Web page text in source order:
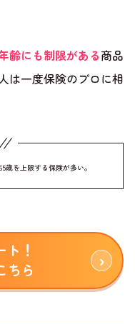
齢にも制限がある商品
は一度保険のプロに相
歳を上限する保険が多い。
！
ちら